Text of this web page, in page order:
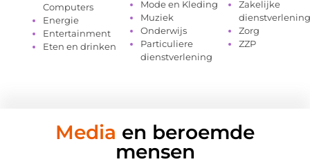
Computers
Energie
Entertainment
Eten en drinken
Mode en Kleding
Muziek
Onderwijs
Particuliere
dienstverlening
Zakelijke
dienstverlening
Zorg
ZZP
Media en beroemde
mensen